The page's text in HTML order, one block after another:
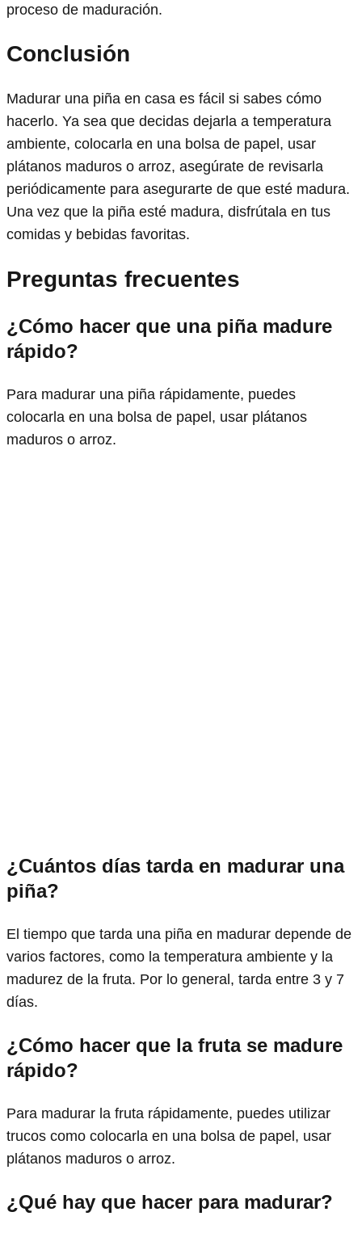
proceso de maduración.
Conclusión
Madurar una piña en casa es fácil si sabes cómo
hacerlo. Ya sea que decidas dejarla a temperatura
ambiente, colocarla en una bolsa de papel, usar
plátanos maduros o arroz, asegúrate de revisarla
periódicamente para asegurarte de que esté madura.
Una vez que la piña esté madura, disfrútala en tus
comidas y bebidas favoritas.
Preguntas frecuentes
¿Cómo hacer que una piña madure
rápido?
Para madurar una piña rápidamente, puedes
colocarla en una bolsa de papel, usar plátanos
maduros o arroz.
¿Cuántos días tarda en madurar una
piña?
El tiempo que tarda una piña en madurar depende de
varios factores, como la temperatura ambiente y la
madurez de la fruta. Por lo general, tarda entre 3 y 7
días.
¿Cómo hacer que la fruta se madure
rápido?
Para madurar la fruta rápidamente, puedes utilizar
trucos como colocarla en una bolsa de papel, usar
plátanos maduros o arroz.
¿Qué hay que hacer para madurar?